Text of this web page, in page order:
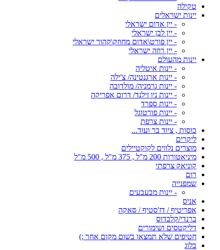
טקילה
יינות ישראלים
- יין אדום ישראלי
- יין לבן ישראלי
- יין פורט\אדום מחוזק\קהור ישראלי
- יין רוזה ישראלי
יינות מהעולם
- יינות איטליה
- יינות ארגנטינה/ צ'ילה
- יינות גרמניה/ מולדובה
- יינות ניו זילנד/ דרום אפריקה
- יינות ספרד
- יינות פורטוגל
- יינות צרפת
כוסות , ציוד בר ועוד...
ליקרים
מוצרים נלווים לקוקטיילים
מיניאטורות 200 מ"ל , 375 מ"ל , 500 מ"ל
קוניאק צרפתי
רום
שמפנייה
- יינות מבעבעים
אניס
אפריטיף / דז'סטיף / סאקה
ברנדי/קלבדוס
דליקטסים ושימורים
חטיפים שלא תמצאו בשום מקום אחר ;)
בלוג